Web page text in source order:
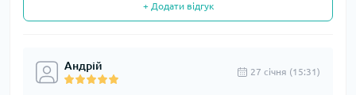
+ Додати відгук
Андрій 27 cічня (15:31)